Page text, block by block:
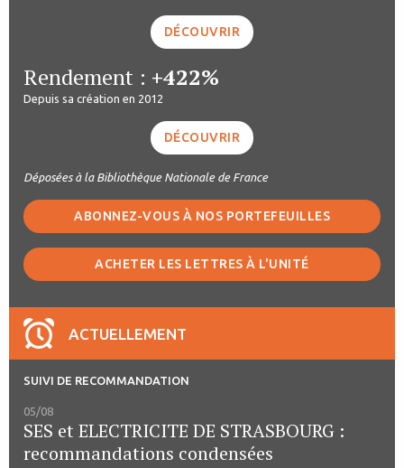
DÉCOUVRIR
Rendement : +422%
Depuis sa création en 2012
DÉCOUVRIR
Déposées à la Bibliothèque Nationale de France
ABONNEZ-VOUS À NOS PORTEFEUILLES
ACHETER LES LETTRES À L'UNITÉ
ACTUELLEMENT
SUIVI DE RECOMMANDATION
05/08
SES et ELECTRICITE DE STRASBOURG :
recommandations condensées